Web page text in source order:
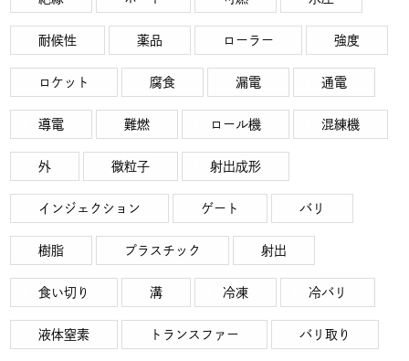
耐候性 薬品 ローラー 強度
ロケット 腐食 漏電 通電
導電 難燃 ロール機 混練機
外 微粒子 射出成形
インジェクション ゲート バリ
樹脂 プラスチック 射出
食い切り 溝 冷凍 冷バリ
液体窒素 トランスファー バリ取り